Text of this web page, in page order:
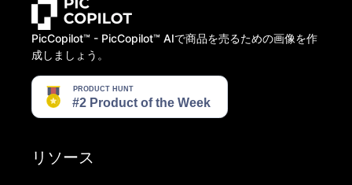
PicCopilot™️ - PicCopilot™️ AIで商品を売るための画像を作
成しましょう。
リソース